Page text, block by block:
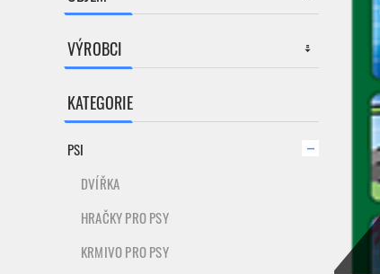
VÝROBCI
KATEGORIE
PSI
DVÍŘKA
HRAČKY PRO PSY
KRMIVO PRO PSY